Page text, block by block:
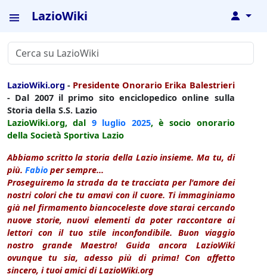
LazioWiki ↓
LazioWiki.org - Presidente Onorario Erika Balestrieri
- Dal 2007 il primo sito enciclopedico online sulla
Storia della S.S. Lazio
LazioWiki.org, dal 9 luglio 2025, è socio onorario
della Società Sportiva Lazio
Abbiamo scritto la storia della Lazio insieme. Ma tu, di
più. Fabio per sempre...
Proseguiremo la strada da te tracciata per l'amore dei
nostri colori che tu amavi con il cuore. Ti immaginiamo
già nel firmamento biancoceleste dove starai cercando
nuove storie, nuovi elementi da poter raccontare ai
lettori con il tuo stile inconfondibile. Buon viaggio
nostro grande Maestro! Guida ancora LazioWiki
ovunque tu sia, adesso più di prima! Con affetto
sincero, i tuoi amici di LazioWiki.org